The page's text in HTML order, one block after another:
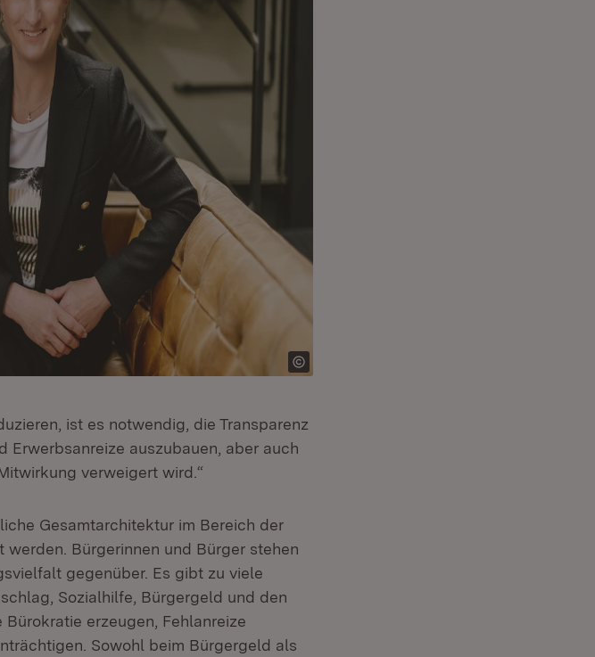
ist es notwendig, die Transparenz
Erwerbsanreize auszubauen, aber auch
verweigert wird.“
Gesamtarchitektur im Bereich der
Bürgerinnen und Bürger stehen
gegenüber. Es gibt zu viele
Sozialhilfe, Bürgergeld und den
erzeugen, Fehlanreize
Sowohl beim Bürgergeld als